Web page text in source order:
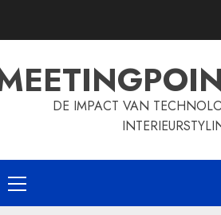
DE IMPACT VAN
Primary
Menu